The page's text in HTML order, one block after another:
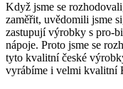
Když jsme se
zaměřit, uvědomili jsme
zastupují výrobky s pro-
nápoje. Proto jsme se
tyto kvalitní české
vyrábíme i velmi kvalitní